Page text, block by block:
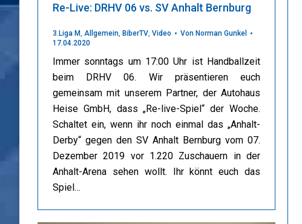
Re-Live: DRHV 06 vs. SV Anhalt Bernburg
3.Liga M, Allgemein, BiberTV, Video Von Norman Gunkel
17.04.2020
Immer sonntags um 17:00 Uhr ist Handballzeit
beim DRHV 06. Wir präsentieren euch
gemeinsam mit unserem Partner, der Autohaus
Heise GmbH, dass „Re-live-Spiel“ der Woche.
Schaltet ein, wenn ihr noch einmal das „Anhalt-
Derby“ gegen den SV Anhalt Bernburg vom 07.
Dezember 2019 vor 1.220 Zuschauern in der
Anhalt-Arena sehen wollt. Ihr könnt euch das
Spiel…